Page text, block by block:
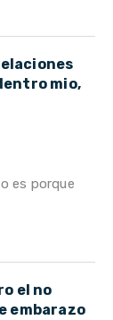
mio,
es porque
el no
embarazo